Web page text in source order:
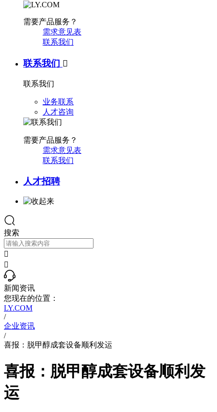
需要产品服务？
需求意见表
联系我们
联系我们 
联系我们
业务联系
人才咨询
需要产品服务？
需求意见表
联系我们
人才招聘
搜索


新闻资讯
您现在的位置：
LY.COM
/
企业资讯
/
喜报：脱甲醇成套设备顺利发运
喜报：脱甲醇成套设备顺利发
运